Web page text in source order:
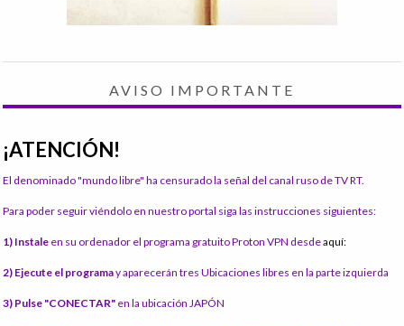
AVISO IMPORTANTE
¡ATENCIÓN!
El denominado "mundo libre" ha censurado la señal del canal ruso de TV RT.
Para poder seguir viéndolo en nuestro portal siga las instrucciones siguientes:
1) Instale en su ordenador el programa gratuito Proton VPN desdeaquí:
2) Ejecute el programay aparecerán tres Ubicaciones libres en la parte izquierda
3) Pulse "CONECTAR" en la ubicación JAPÓN